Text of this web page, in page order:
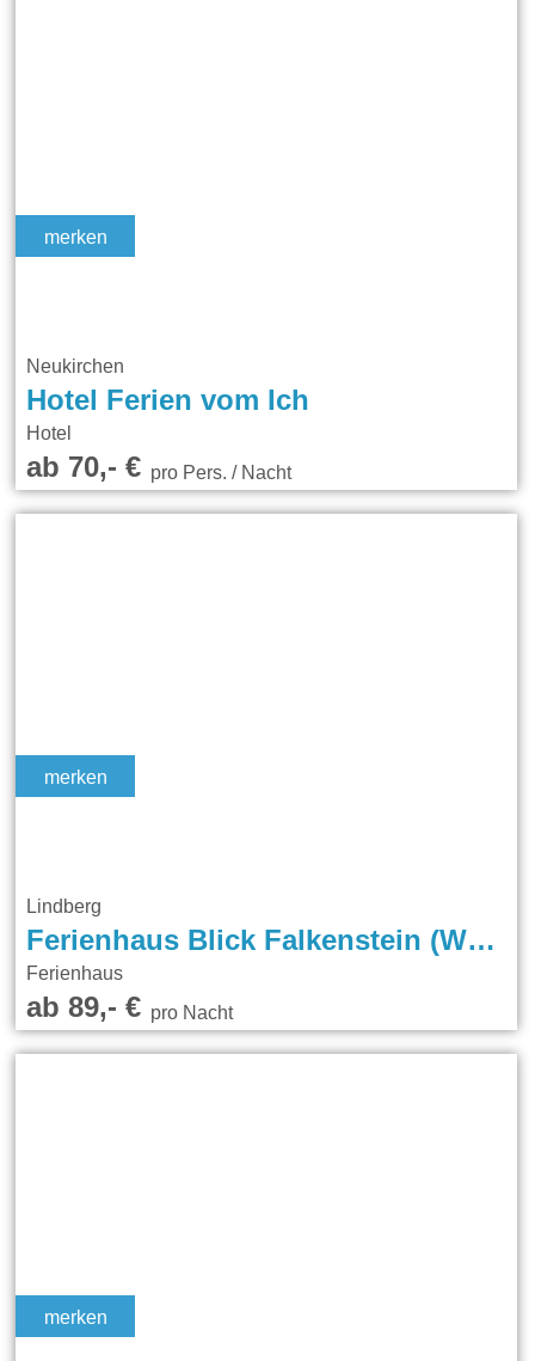
merken
Neukirchen
Hotel Ferien vom Ich
Hotel
ab 70,- €pro Pers. / Nacht
merken
Lindberg
Ferienhaus Blick Falkenstein (Weidensteiner)
Ferienhaus
ab 89,- €pro Nacht
merken